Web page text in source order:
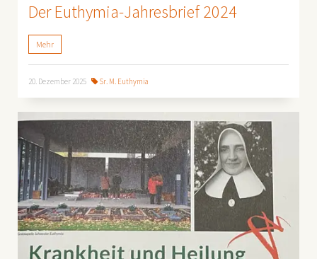
Der Euthymia-Jahresbrief 2024
Mehr
20. Dezember 2025 Sr. M. Euthymia